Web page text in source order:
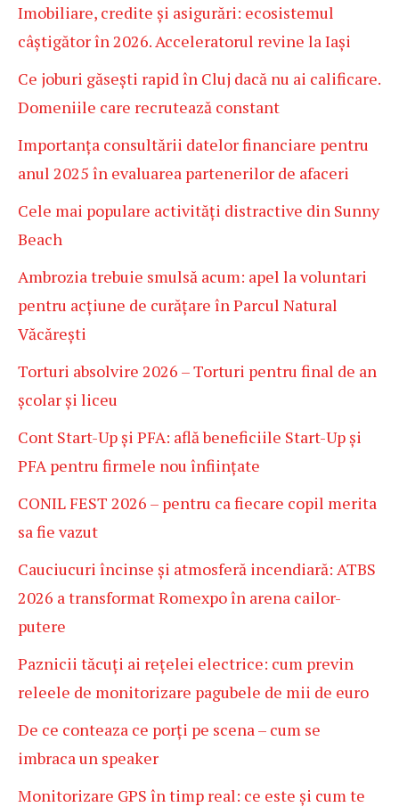
Imobiliare, credite și asigurări: ecosistemul
câștigător în 2026. Acceleratorul revine la Iași
Ce joburi găsești rapid în Cluj dacă nu ai calificare.
Domeniile care recrutează constant
Importanța consultării datelor financiare pentru
anul 2025 în evaluarea partenerilor de afaceri
Cele mai populare activități distractive din Sunny
Beach
Ambrozia trebuie smulsă acum: apel la voluntari
pentru acțiune de curățare în Parcul Natural
Văcărești
Torturi absolvire 2026 – Torturi pentru final de an
școlar și liceu
Cont Start-Up și PFA: află beneficiile Start-Up și
PFA pentru firmele nou înființate
CONIL FEST 2026 – pentru ca fiecare copil merita
sa fie vazut
Cauciucuri încinse și atmosferă incendiară: ATBS
2026 a transformat Romexpo în arena cailor-
putere
Paznicii tăcuți ai rețelei electrice: cum previn
releele de monitorizare pagubele de mii de euro
De ce conteaza ce porți pe scena – cum se
imbraca un speaker
Monitorizare GPS în timp real: ce este și cum te